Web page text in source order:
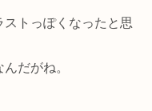
ストっぽくなったと思
だがね。